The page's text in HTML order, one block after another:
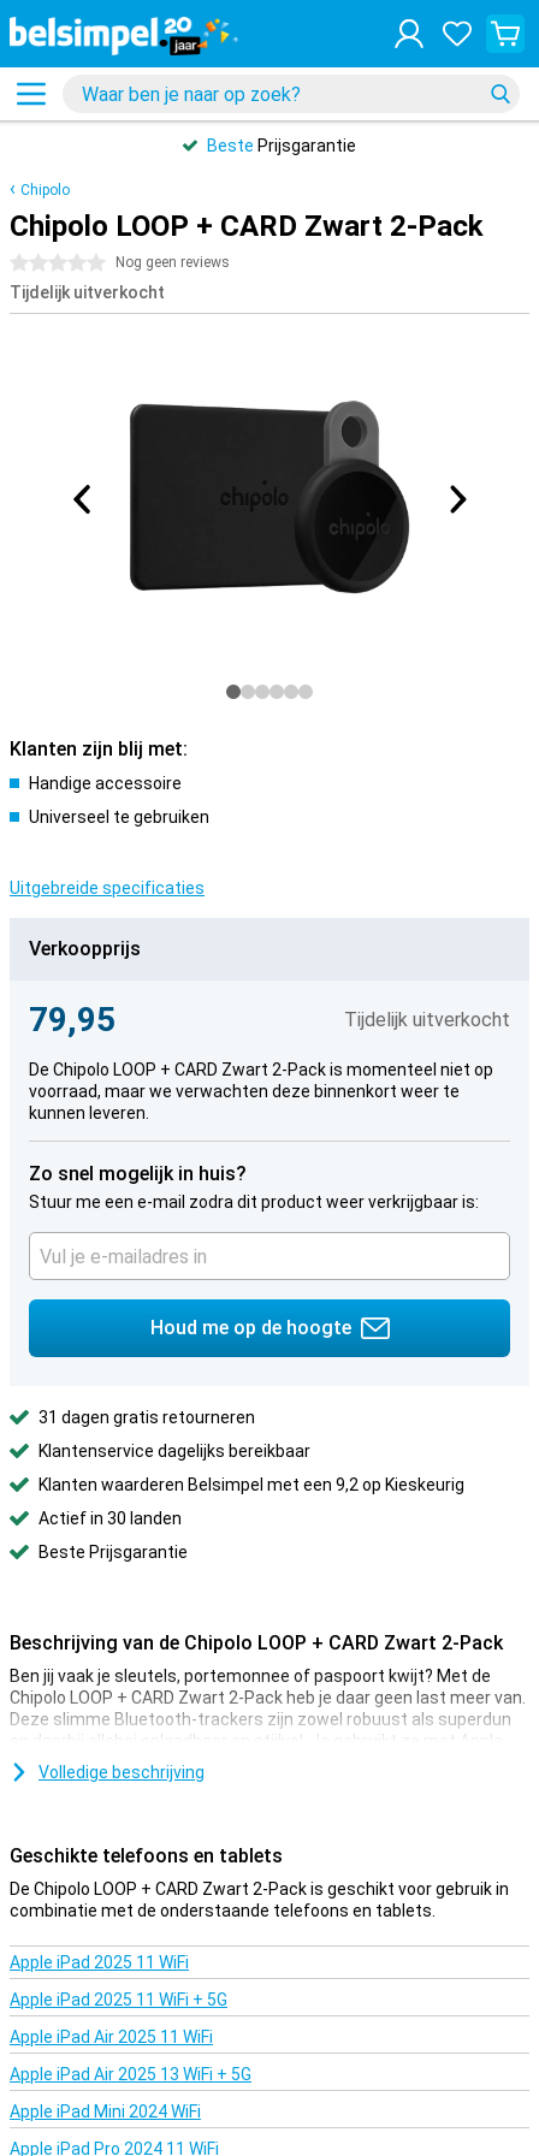
Beste Prijsgarantie
Chipolo
Chipolo LOOP + CARD Zwart 2-Pack
0 sterren Nog geen reviews
Tijdelijk uitverkocht
Klanten zijn blij met:
Handige accessoire
Universeel te gebruiken
Uitgebreide specificaties
Verkoopprijs
79,95 Tijdelijk uitverkocht
De Chipolo LOOP + CARD Zwart 2-Pack is momenteel niet op
voorraad, maar we verwachten deze binnenkort weer te
kunnen leveren.
Zo snel mogelijk in huis?
Stuur me een e-mail zodra dit product weer verkrijgbaar is:
Houd me op de hoogte
31 dagen gratis retourneren
Klantenservice dagelijks bereikbaar
Klanten waarderen Belsimpel met een 9,2 op Kieskeurig
Actief in 30 landen
Beste Prijsgarantie
Beschrijving van de Chipolo LOOP + CARD Zwart 2-Pack
Ben jij vaak je sleutels, portemonnee of paspoort kwijt? Met de
Chipolo LOOP + CARD Zwart 2-Pack heb je daar geen last meer van.
Deze slimme Bluetooth-trackers zijn zowel robuust als superdun
en daarbij allebei oplaadbaar en stijlvol. Je gebruikt ze met Apple
Find My of Android’s Find Hub, zodat je jouw spullen altijd makkelijk
terugvindt, zowel dichtbij als op afstand. Via de gratis Chipolo-app
Chipolo CARD: Tracker in pasformaat
De Chipolo CARD is net zo dun als twee creditcards en past perfect
slimme ontwerp glijdt hij er moeiteloos in zonder dat je ‘m voelt
zitten. De zijhoek-geluidspoort zorgt ervoor dat het geluidsignaal
van 105 dB goed naar buiten komt, zodat je je spullen snel
terugvindt, zelfs tussen kussens of in de bank. Bovendien is de
Chipolo CARD IP67-gecertificeerd, wat inhoudt dat deze volledig
stofvrij en beschermd is tegen korte onderdompeling in water.
Ideaal voor op reis of een regenachtig fietstochtje.
Oplaadbaar en duurzaam ontwerp
Volledige beschrijving
Geschikte telefoons en tablets
De Chipolo LOOP + CARD Zwart 2-Pack is geschikt voor gebruik in
combinatie met de onderstaande telefoons en tablets.
Apple iPad 2025 11 WiFi
Apple iPad 2025 11 WiFi + 5G
Apple iPad Air 2025 11 WiFi
Apple iPad Air 2025 13 WiFi + 5G
Apple iPad Mini 2024 WiFi
Apple iPad Pro 2024 11 WiFi